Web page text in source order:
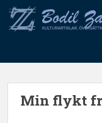
o
Min flykt